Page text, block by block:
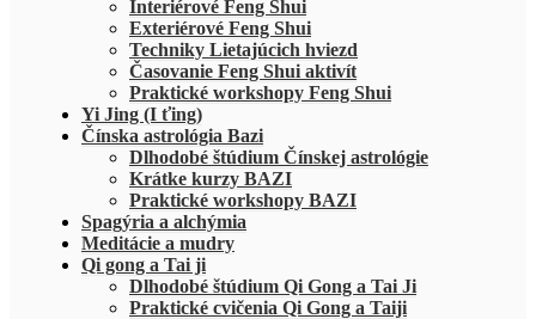
Interiérové Feng Shui
Exteriérové Feng Shui
Techniky Lietajúcich hviezd
Časovanie Feng Shui aktivít
Praktické workshopy Feng Shui
Yi Jing (I ťing)
Čínska astrológia Bazi
Dlhodobé štúdium Čínskej astrológie
Krátke kurzy BAZI
Praktické workshopy BAZI
Spagýria a alchýmia
Meditácie a mudry
Qi gong a Tai ji
Dlhodobé štúdium Qi Gong a Tai Ji
Praktické cvičenia Qi Gong a Taiji